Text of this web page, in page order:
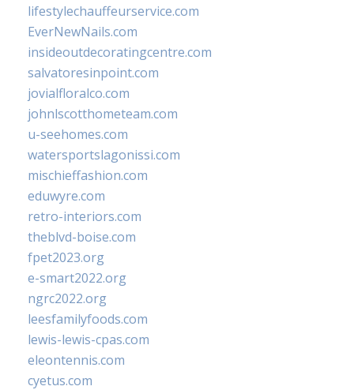
lifestylechauffeurservice.com
EverNewNails.com
insideoutdecoratingcentre.com
salvatoresinpoint.com
jovialfloralco.com
johnlscotthometeam.com
u-seehomes.com
watersportslagonissi.com
mischieffashion.com
eduwyre.com
retro-interiors.com
theblvd-boise.com
fpet2023.org
e-smart2022.org
ngrc2022.org
leesfamilyfoods.com
lewis-lewis-cpas.com
eleontennis.com
cyetus.com